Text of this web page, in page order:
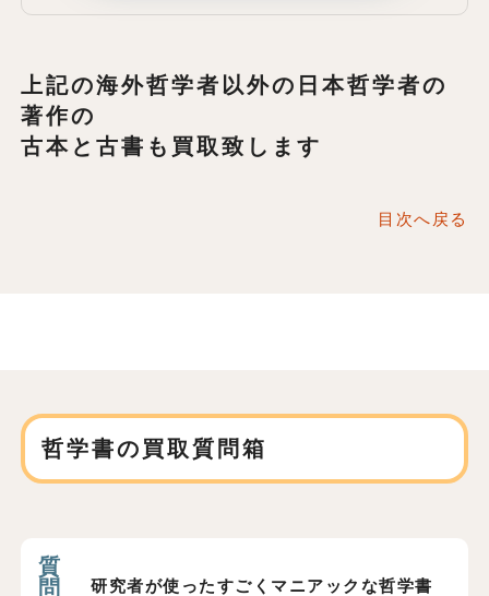
上記の海外哲学者以外の日本哲学者の
著作の
古本と古書も買取致します
目次へ戻る
哲学書の買取質問箱
研究者が使ったすごくマニアックな哲学書